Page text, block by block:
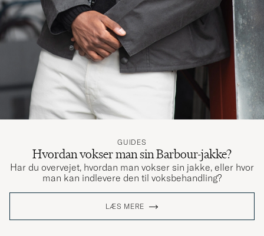
GUIDES
Hvordan vokser man sin Barbour-jakke?
Har du overvejet, hvordan man vokser sin jakke, eller hvor
man kan indlevere den til voksbehandling?
LÆS MERE